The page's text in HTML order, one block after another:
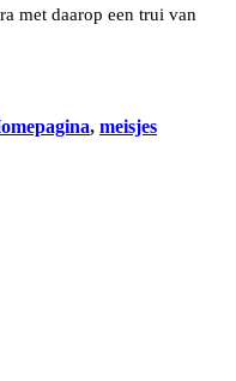
met daarop een trui van
, meisjes